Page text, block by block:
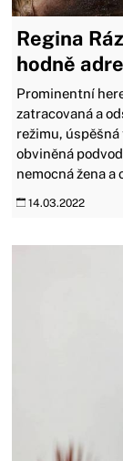
Regina
hodně
Prominentní
zatracovaná a
režimu,
obviněná
nemocná žena
14.03.2022